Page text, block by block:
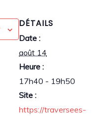
DÉTAILS
Date :
août 14
Heure :
17h40 - 19h50
Site :
https://traversees-